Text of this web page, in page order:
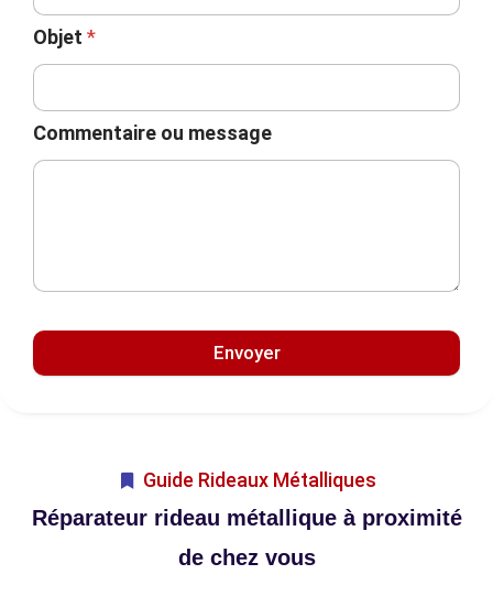
Objet *
Commentaire ou message
Envoyer
Guide Rideaux Métalliques
Réparateur rideau métallique à proximité
de chez vous